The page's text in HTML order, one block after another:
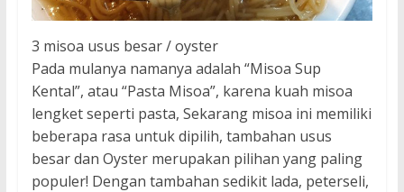
3 misoa usus besar / oyster
Pada mulanya namanya adalah “Misoa Sup
Kental”, atau “Pasta Misoa”, karena kuah misoa
lengket seperti pasta, Sekarang misoa ini memiliki
beberapa rasa untuk dipilih, tambahan usus
besar dan Oyster merupakan pilihan yang paling
populer! Dengan tambahan sedikit lada, peterseli,